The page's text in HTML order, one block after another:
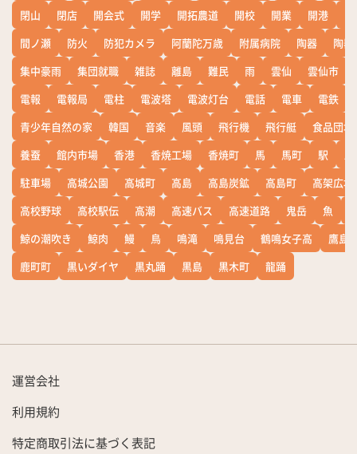
閉山
閉店 開会式 開学 開拓農道 開校 開業 開港
間ノ瀬
防火 防犯カメラ 阿蘭陀万歳 附属病院 陶器
陶器
集中豪雨
集団就職 雑誌 離島 難民 雨 雲仙 雲仙市
電報
電報局 電柱 電波塔 電波灯台 電話 電車 電鉄
青少年自然の家
韓国 音楽 風頭 飛行機 飛行艇
食品団地
養蚕
館内市場 香港 香焼工場 香焼町 馬 馬町 駅
駐車場
高城公園 高城町 高島 高島炭鉱 高島町
高架広場
高校野球
高校駅伝 高潮 高速バス 高速道路 鬼岳 魚
鯨の潮吹き
鯨肉 鰻 鳥 鳴滝 鳴見台 鶴鳴女子高
鷹島
鹿町町
黒いダイヤ 黒丸踊 黒島 黒木町 龍踊
運営会社
利用規約
特定商取引法に基づく表記